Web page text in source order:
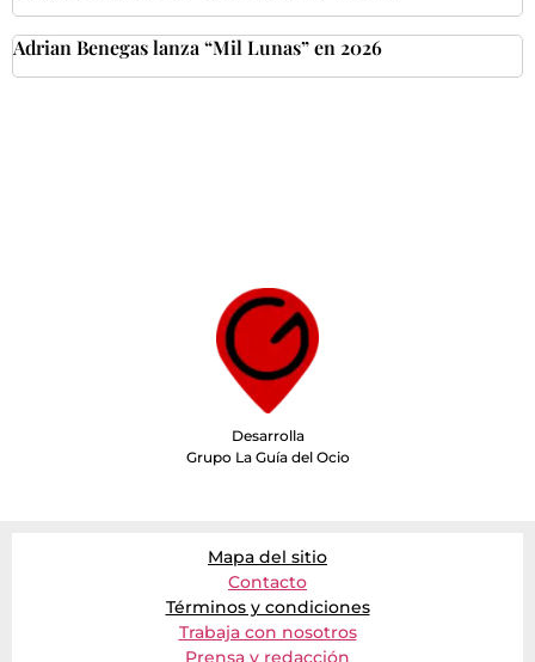
Adrian Benegas lanza “Mil Lunas” en 2026
Desarrolla
Grupo La Guía del Ocio
Mapa del sitio
Contacto
Términos y condiciones
Trabaja con nosotros